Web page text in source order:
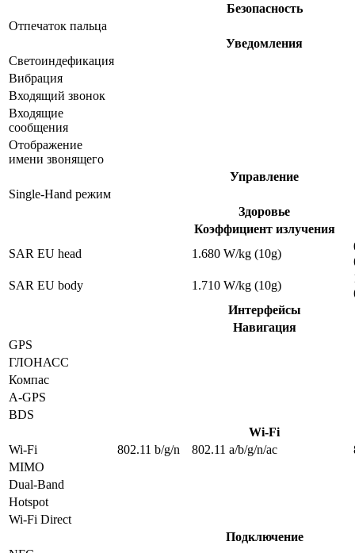
Безопасность
Отпечаток пальца
Уведомления
Светоиндефикация
Вибрация
Входящий звонок
Входящие
сообщения
Отображение
имени звонящего
Управление
Single-Hand режим
Здоровье
Коэффициент излучения
SAR EU head
1.680 W/kg (10g)
SAR EU body
1.710 W/kg (10g)
Интерфейсы
Навигация
GPS
ГЛОНАСС
Компас
A-GPS
BDS
Wi-Fi
Wi-Fi
802.11 b/g/n 802.11 a/b/g/n/ac
MIMO
Dual-Band
Hotspot
Wi-Fi Direct
Подключение